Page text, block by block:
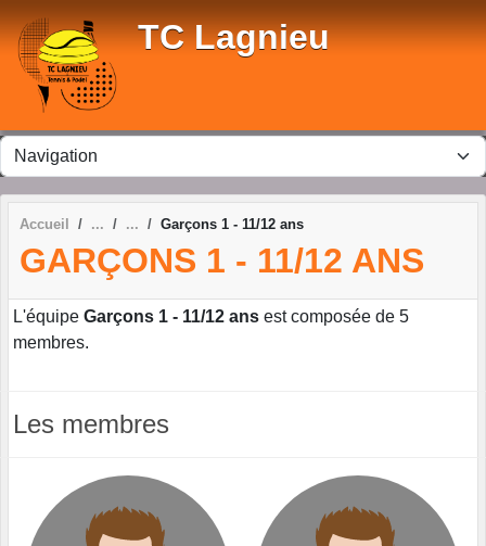
TC Lagnieu
Accueil Garçons 1 - 11/12 ans
GARÇONS 1 - 11/12 ANS
L'équipe Garçons 1 - 11/12 ans est composée de 5
membres.
Les membres